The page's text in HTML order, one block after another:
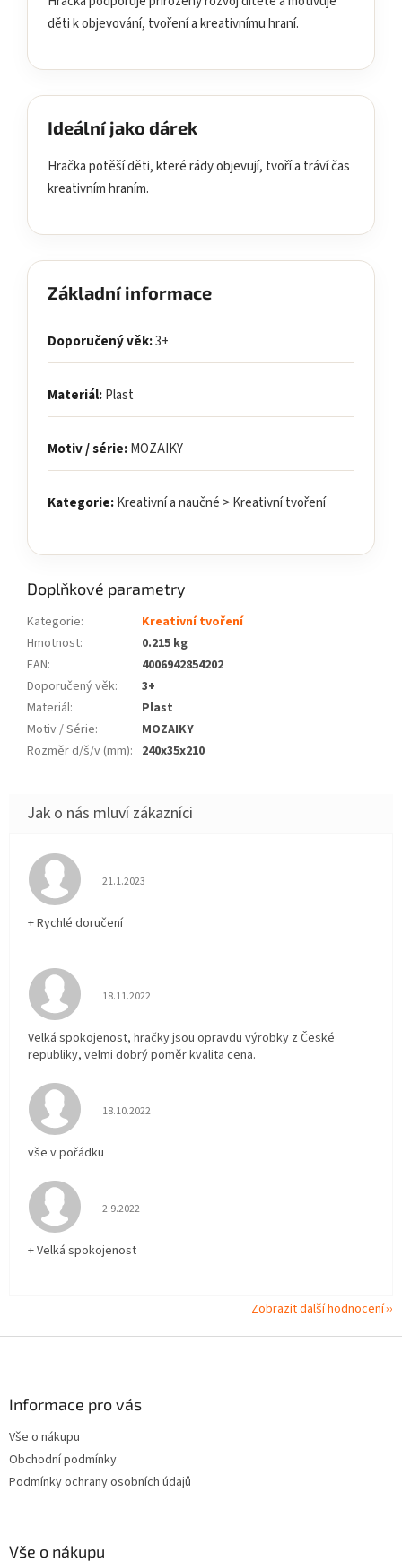
děti k objevování, tvoření a kreativnímu hraní.
Ideální jako dárek
Hračka potěší děti, které rády objevují, tvoří a tráví čas
kreativním hraním.
Základní informace
Doporučený věk:3+
Materiál:Plast
Motiv / série:MOZAIKY
Kategorie:Kreativní a naučné > Kreativní tvoření
Doplňkové parametry
Kategorie:
Kreativní tvoření
Hmotnost:
0.215 kg
EAN:
4006942854202
Doporučený věk:
3+
Materiál:
Plast
Motiv / Série:
MOZAIKY
Rozměr d/š/v (mm): 240x35x210
Hodnocení obchodu je 5 z 5 hvězdiček.
21.1.2023
+ Rychlé doručení
Hodnocení obchodu je 5 z 5 hvězdiček.
18.11.2022
Velká spokojenost, hračky jsou opravdu výrobky z České
republiky, velmi dobrý poměr kvalita cena.
Hodnocení obchodu je 5 z 5 hvězdiček.
18.10.2022
vše v pořádku
Hodnocení obchodu je 5 z 5 hvězdiček.
2.9.2022
+ Velká spokojenost
Zobrazit další hodnocení
Informace pro vás
Vše o nákupu
Obchodní podmínky
Podmínky ochrany osobních údajů
Vše o nákupu